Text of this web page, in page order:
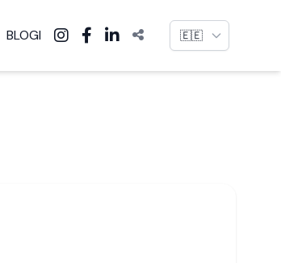
BLOGI Language